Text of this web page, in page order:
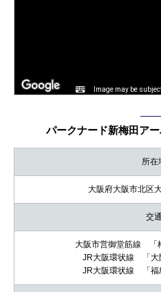
Image may be
パークナード新梅田ア
所在
大阪府大阪市北区
交通
大阪市営御堂筋線
JR大阪環状線 「
JR大阪環状線 「